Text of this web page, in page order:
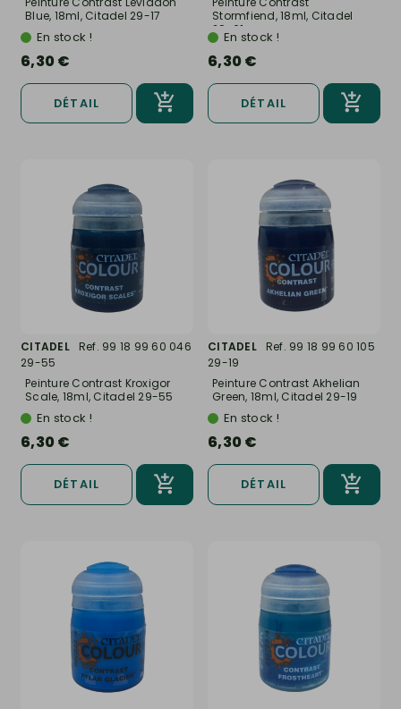
Blue, 18ml, Citadel 29-17
En stock !
6,30 €
DÉTAIL
Stormfiend, 18ml, Citadel
29-61
En stock !
6,30 €
DÉTAIL
CITADEL
Ref. 99 18 99 60 046
29-55
Peinture Contrast Kroxigor
Scale, 18ml, Citadel 29-55
En stock !
6,30 €
DÉTAIL
CITADEL
Ref. 99 18 99 60 105
29-19
Peinture Contrast Akhelian
Green, 18ml, Citadel 29-19
En stock !
6,30 €
DÉTAIL